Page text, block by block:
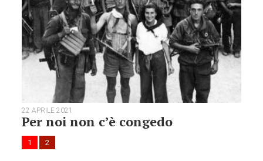
22 APRILE 2021
Per noi non c’è congedo
1 2